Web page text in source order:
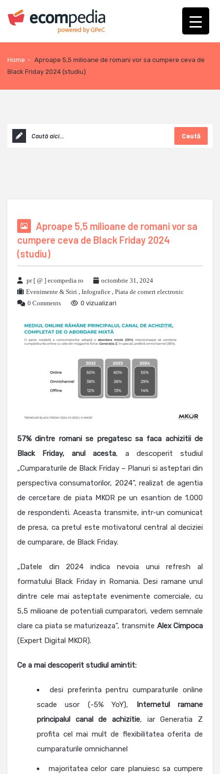
Home - Aproape 5,5 milioane de romani vor sa cumpere ceva de
Black Friday 2024 (studiu)
Caută
Aproape 5,5 milioane de romani vor sa
cumpere ceva de Black Friday 2024
(studiu)
pr [ @ ] ecompedia ro
octombrie 31, 2024
Evenimente & Stiri , Infografice , Piata de comert electronic
0 Comments
0 vizualizari
57% dintre romani se pregatesc sa faca achizitii de
Black Friday, anul acesta, a descoperit studiul
„Cumparaturile de Black Friday – Planuri si asteptari din
perspectiva consumatorilor, 2024”, realizat de agentia
de cercetare de piata MKOR pe un esantion de 1.000
de respondenti. Aceasta transmite, intr-un comunicat
de presa, ca pretul este motivatorul central al deciziei
de cumparare, de Black Friday.
„Datele din 2024 indica nevoia unui refresh al
formatului Black Friday in Romania. Desi ramane unul
dintre cele mai asteptate evenimente comerciale, cu
5,5 milioane de potentiali cumparatori, vedem semnale
clare ca piata se maturizeaza”, transmite Alex Cimpoca
(Expert Digital MKOR).
Ce a mai descoperit studiul amintit:
desi preferinta pentru cumparaturile online
scade usor (-5% YoY), Internetul ramane
principalul canal de achizitie, iar Generatia Z
profita cel mai mult de flexibilitatea oferita de
cumparaturile omnichannel
majoritatea celor care planuiesc sa cumpere